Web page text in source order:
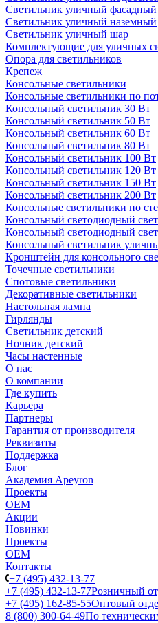
Светильник уличный фасадный
Светильник уличный наземный
Cветильник уличный шар
Комплектующие для уличных
Опора для светильников
Крепеж
Консольные светильники
Консольные светильники по
Консольный светильник 30 Вт
Консольный светильник 50 Вт
Консольный светильник 60 Вт
Консольный светильник 80 Вт
Консольный светильник 100 Вт
Консольный светильник 120 Вт
Консольный светильник 150 Вт
Консольный светильник 200 Вт
Консольные светильники по
Консольный светодиодный
Консольный светодиодный
Консольный светильник
Кронштейн для консольного
Точечные светильники
Спотовые светильники
Декоративные светильники
Настольная лампа
Гирлянды
Светильник детский
Ночник детский
Часы настенные
О нас
О компании
Где купить
Карьера
Партнеры
Гарантия от производителя
Реквизиты
Поддержка
Блог
Академия Apeyron
Проекты
ОЕМ
Акции
Новинки
Проекты
ОЕМ
Контакты
+7 (495) 432-13-77
+7 (495) 432-13-77Розничный
+7 (495) 162-85-55Оптовый
8 (800) 300-64-49По